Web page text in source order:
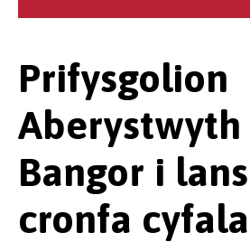
Prifysgolion
Aberystwyth
Bangor i
cronfa